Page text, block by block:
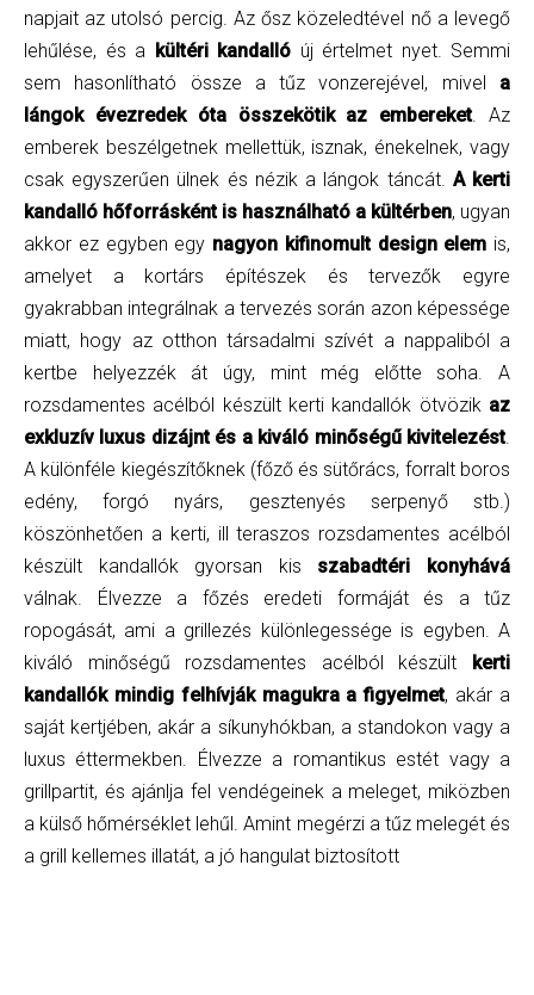
napjait az utolsó percig. Az ősz közeledtével nő a levegő
lehűlése, és a kültéri kandalló új értelmet nyet. Semmi
sem hasonlítható össze a tűz vonzerejével, mivel a
lángok évezredek óta összekötik az embereket. Az
emberek beszélgetnek mellettük, isznak, énekelnek, vagy
csak egyszerűen ülnek és nézik a lángok táncát. A kerti
kandalló hőforrásként is használható a kültérben, ugyan
akkor ez egyben egy nagyon kifinomult design elem is,
amelyet a kortárs építészek és tervezők egyre
gyakrabban integrálnak a tervezés során azon képessége
miatt, hogy az otthon társadalmi szívét a nappaliból a
kertbe helyezzék át úgy, mint még előtte soha. A
rozsdamentes acélból készült kerti kandallók ötvözik az
exkluzív luxus dizájnt és a kiváló minőségű kivitelezést.
A különféle kiegészítőknek (főző és sütőrács, forralt boros
edény, forgó nyárs, gesztenyés serpenyő stb.)
köszönhetően a kerti, ill teraszos rozsdamentes acélból
készült kandallók ​​gyorsan kis szabadtéri konyhává
válnak. Élvezze a főzés eredeti formáját és a tűz
ropogását, ami a grillezés különlegessége is egyben. A
kiváló minőségű rozsdamentes acélból készült kerti
kandallók mindig felhívják magukra a figyelmet, akár a
saját kertjében, akár a síkunyhókban, a standokon vagy a
luxus éttermekben. Élvezze a romantikus estét vagy a
grillpartit, és ajánlja fel vendégeinek a meleget, miközben
a külső hőmérséklet lehűl. Amint megérzi a tűz melegét és
a grill kellemes illatát, a jó hangulat biztosított